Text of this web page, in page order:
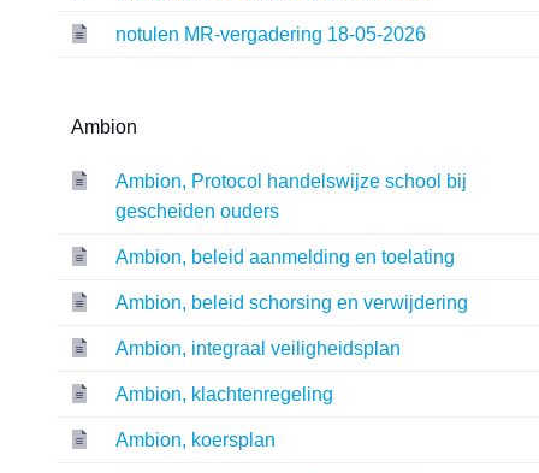
notulen MR-vergadering 18-05-2026
Ambion
Ambion, Protocol handelswijze school bij
gescheiden ouders
Ambion, beleid aanmelding en toelating
Ambion, beleid schorsing en verwijdering
Ambion, integraal veiligheidsplan
Ambion, klachtenregeling
Ambion, koersplan